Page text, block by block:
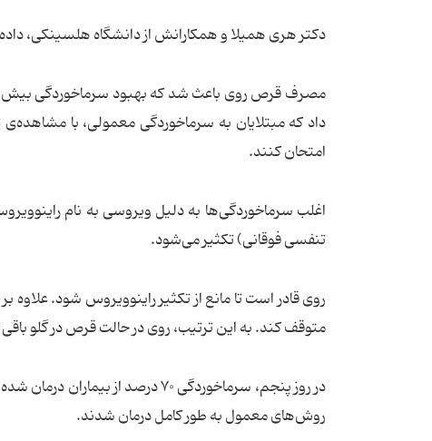
دکتر هری همیلا و همکارانش از دانشگاه هلسینکی، داده‌های سه آزمایش
امتحان کنند.
تنفسی فوقانی) تکثیر می‌شود.
روی قادر است تا مانع از تکثیر راینوویروس شود.
متوقف کند. به این ترتیب، روی در حالت قرص در گلو
روش‌های معمول به طور کامل درمان شدند.